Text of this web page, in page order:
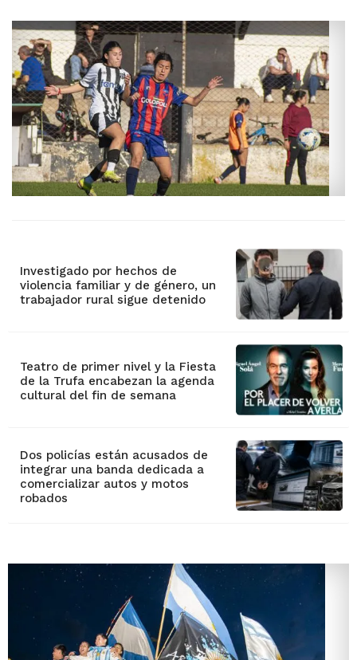
Investigado por hechos de
violencia familiar y de género, un
trabajador rural sigue detenido
Teatro de primer nivel y la Fiesta
de la Trufa encabezan la agenda
cultural del fin de semana
Dos policías están acusados de
integrar una banda dedicada a
comercializar autos y motos
robados